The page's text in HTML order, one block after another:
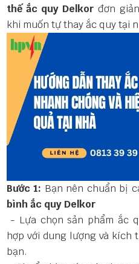
thế ắc quy Delkorđơn
khi muốn tự thay ắc quy tại
Bước 1: Bạn nên chuẩn bị
bình ắc quy Delkor
- Lựa chọn sản phẩm ắc
hợp với dung lượng và kích
bạn.